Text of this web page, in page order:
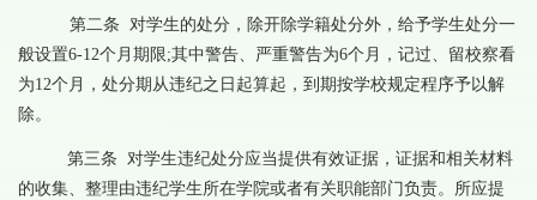
第二条
对学生的处分，除开除学籍处分外，给予学生处分一
般设置6-12个月期限;其中警告、严重警告为6个月，记过、留校察看
为12个月， 处分期从违纪之日起算起，到期按学校规定程序予以解
除。
第三条 对学生违纪处分应当提供有效证据，证据和相关材料
的收集、整理由违纪学生所在学院或者有关职能部门负责。所应提